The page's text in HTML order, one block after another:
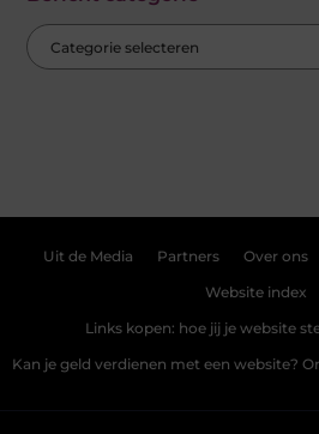
Uit de Media Partners Over ons
Website index
Links kopen: hoe jij je website
Kan je geld verdienen met een website?